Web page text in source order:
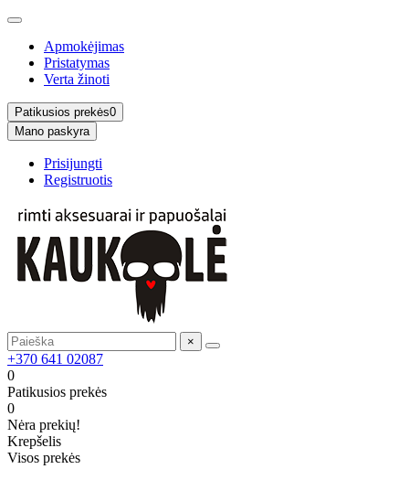
Apmokėjimas
Pristatymas
Verta žinoti
Patikusios prekės0
Mano paskyra
Prisijungti
Registruotis
×
+370 641 02087
0
Patikusios prekės
0
Nėra prekių!
Krepšelis
Visos prekės